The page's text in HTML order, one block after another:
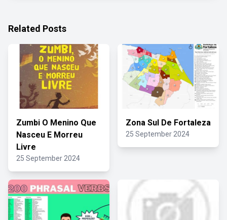
Related Posts
Zumbi O Menino Que
Nasceu E Morreu
Livre
25 September 2024
Zona Sul De Fortaleza
25 September 2024